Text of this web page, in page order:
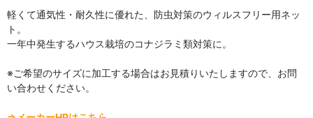
軽くて通気性・耐久性に優れた、防虫対策のウィルスフリー用ネッ
ト。
一年中発生するハウス栽培のコナジラミ類対策に。
※ご希望のサイズに加工する場合はお見積りいたしますので、お問
い合わせください。